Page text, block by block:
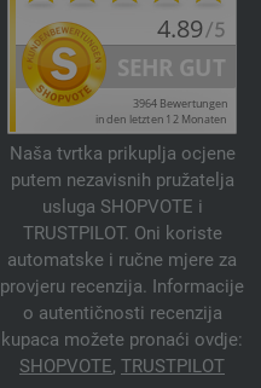
Naša tvrtka prikuplja ocjene
putem nezavisnih pružatelja
usluga SHOPVOTE i
TRUSTPILOT. Oni koriste
automatske i ručne mjere za
provjeru recenzija. Informacije
o autentičnosti recenzija
kupaca možete pronaći ovdje:
SHOPVOTE, TRUSTPILOT